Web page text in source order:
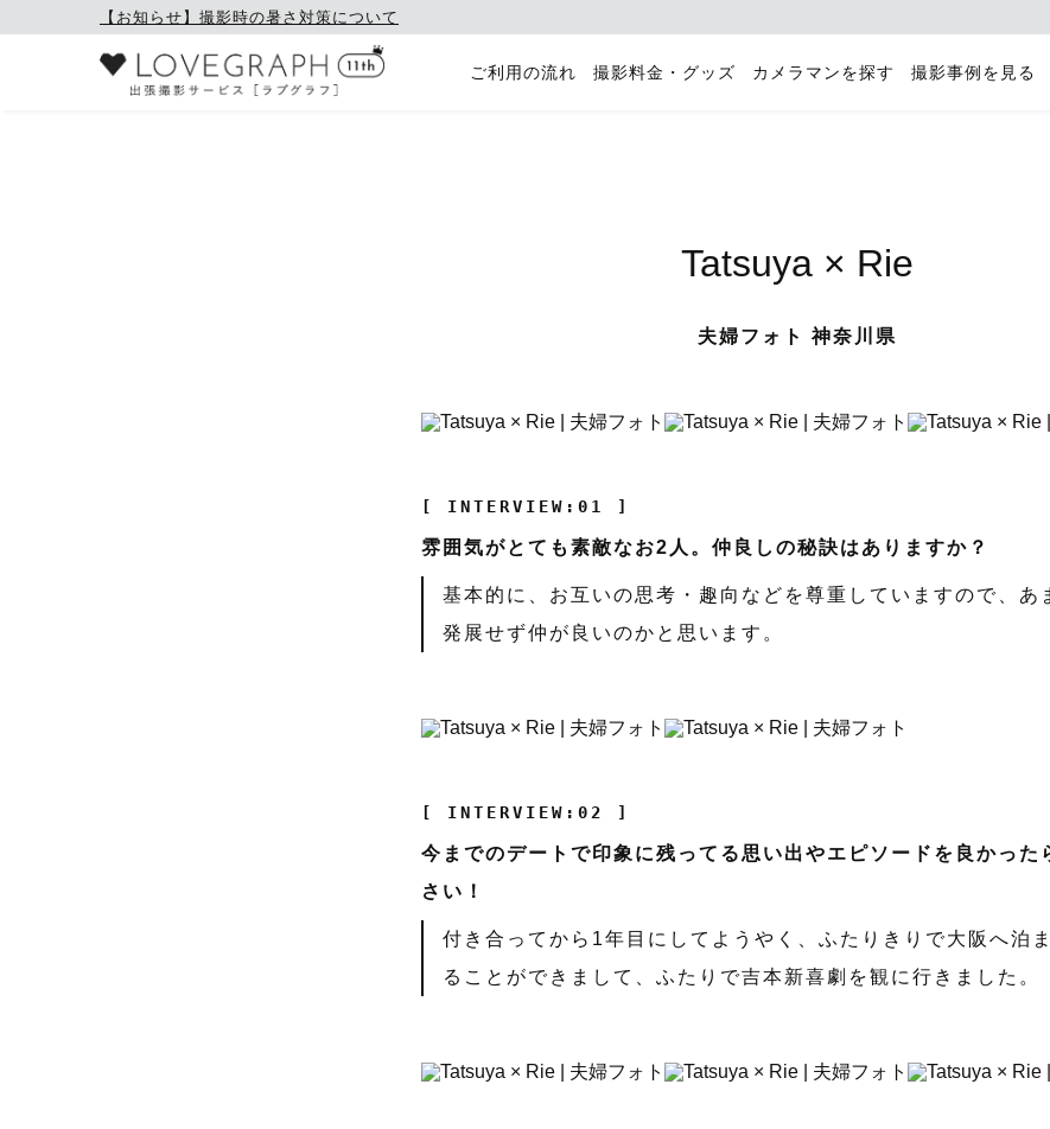
【お知らせ】撮影時の暑さ対策について
ご利用の流れ 撮影料金・グッズ カメラマンを探す 撮影事例を見る
Tatsuya × Rie
夫婦フォト 神奈川県
[ INTERVIEW:01 ]
雰囲気がとても素敵なお2人。仲良しの秘訣はありますか？
基本的に、お互いの思考・趣向などを尊重していますので、あ
発展せず仲が良いのかと思います。
[ INTERVIEW:02 ]
今までのデートで印象に残ってる思い出やエピソードを良かった
さい！
付き合ってから1年目にしてようやく、ふたりきりで大阪へ泊
ることができまして、ふたりで吉本新喜劇を観に行きました。